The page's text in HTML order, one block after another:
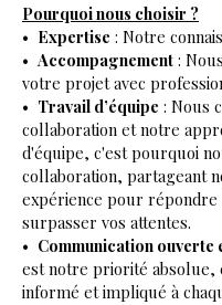
Pourquoi nous choisir ?
Expertise : Notre
Accompagnement :
votre projet avec
Travail d’équipe : Nous
collaboration et notre
d'équipe, c'est pourquoi
collaboration, partageant
expérience pour répondre
surpasser vos attentes.
Communication ouverte
est notre priorité absolue,
informé et impliqué à